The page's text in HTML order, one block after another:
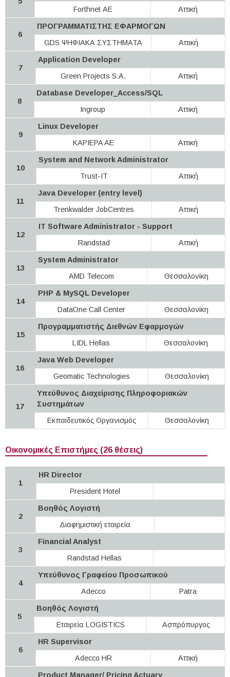
Forthnet ΑΕ
Αττική
6
ΠΡΟΓΡΑΜΜΑΤΙΣΤΗΣ ΕΦΑΡΜΟΓΩΝ
GDS ΨΗΦΙΑΚΑ ΣΥΣΤΗΜΑΤΑ
Αττική
7
Application Developer
Green Projects S.A.
Αττική
8
Database Developer_Access/SQL
Ingroup
Αττική
9
Linux Developer
KAPIEPA AE
Αττική
10
System and Network Administrator
Trust-IT
Αττική
11
Java Developer (entry level)
Trenkwalder JobCentres
Αττική
12
IT Software Administrator - Support
Randstad
Αττική
13
System Administrator
AMD Telecom
Θεσσαλονίκη
14
PHP & MySQL Developer
DataOne Call Center
Θεσσαλονίκη
15
Προγραμματιστής Διεθνών Εφαρμογών
LIDL Hellas
Θεσσαλονίκη
16
Java Web Developer
Geomatic Technologies
Θεσσαλονίκη
17
Υπεύθυνος Διαχείρισης Πληροφοριακών
Συστημάτων
Εκπαιδευτικός Οργανισμός
Θεσσαλονίκη
Οικονομικές Επιστήμες (26 θέσεις)
1
HR Director
President Hotel
2
Βοηθός Λογιστή
Διαφημιστική εταιρεία
3
Financial Analyst
Randstad Hellas
4
Υπεύθυνος Γραφείου Προσωπικού
Adecco
Patra
5
Βοηθός Λογιστή
Εταιρεία LOGISTICS
Ασπρόπυργος
6
HR Supervisor
Adecco HR
Αττική
Product Manager/ Pricing Actuary